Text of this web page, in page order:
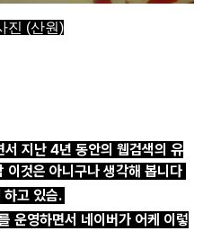
진 (산원)
지난 4년 동안의 웹검색의 유
것은 아니구나 생각해 봅니다
고 있슴.
운영하면서 네이버가 어케 이렇